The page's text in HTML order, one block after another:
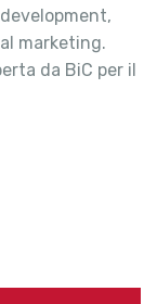
marketing.
da BiC per il